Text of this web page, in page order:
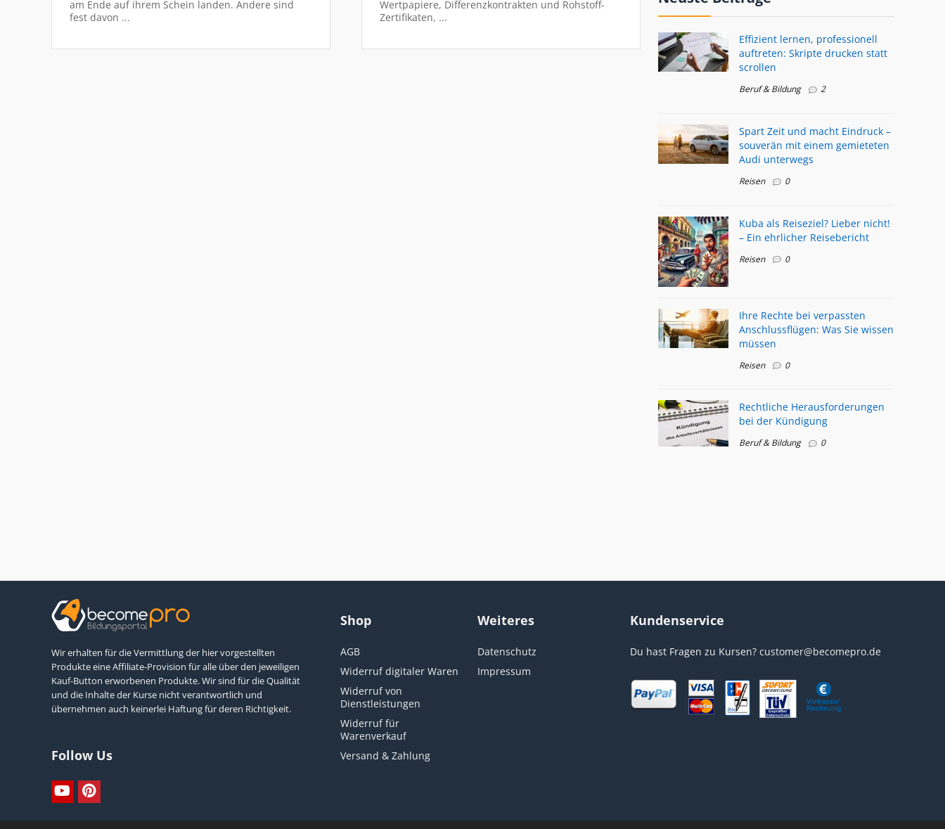
am Ende auf ihrem Schein landen. Andere sind
fest davon ...
Wertpapiere, Differenzkontrakten und Rohstoff-
Zertifikaten, ...
Effizient lernen, professionell
auftreten: Skripte drucken statt
scrollen
Beruf & Bildung 2
Spart Zeit und macht Eindruck –
souverän mit einem gemieteten
Audi unterwegs
Reisen 0
Kuba als Reiseziel? Lieber nicht!
– Ein ehrlicher Reisebericht
Reisen 0
Ihre Rechte bei verpassten
Anschlussflügen: Was Sie wissen
müssen
Reisen 0
Rechtliche Herausforderungen
bei der Kündigung
Beruf & Bildung 0
Wir erhalten für die Vermittlung der hier vorgestellten
Produkte eine Affiliate-Provision für alle über den jeweiligen
Kauf-Button erworbenen Produkte. Wir sind für die Qualität
und die Inhalte der Kurse nicht verantwortlich und
übernehmen auch keinerlei Haftung für deren Richtigkeit.
Follow Us
Shop
AGB
Widerruf digitaler Waren
Widerruf von
Dienstleistungen
Widerruf für
Warenverkauf
Versand & Zahlung
Weiteres
Datenschutz
Impressum
Kundenservice
Du hast Fragen zu Kursen?customer@becomepro.de